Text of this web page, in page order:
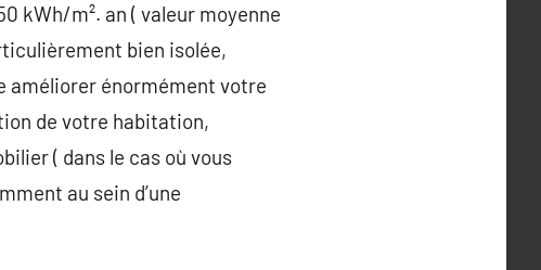
kWh/m². an ( valeur moyenne
bien isolée,
améliorer énormément votre
de votre habitation,
( dans le cas où vous
au sein d’une